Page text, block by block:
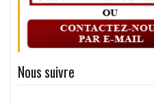
Nous suivre